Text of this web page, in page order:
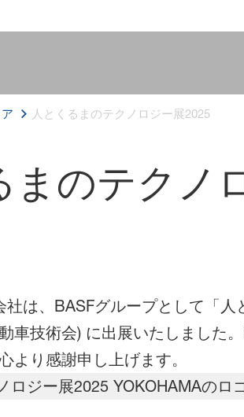
人とくるまのテクノロジー展2025
まのテクノ
社は、BASFグループとして「
車技術会) に出展いたしました
より感謝申し上げます。